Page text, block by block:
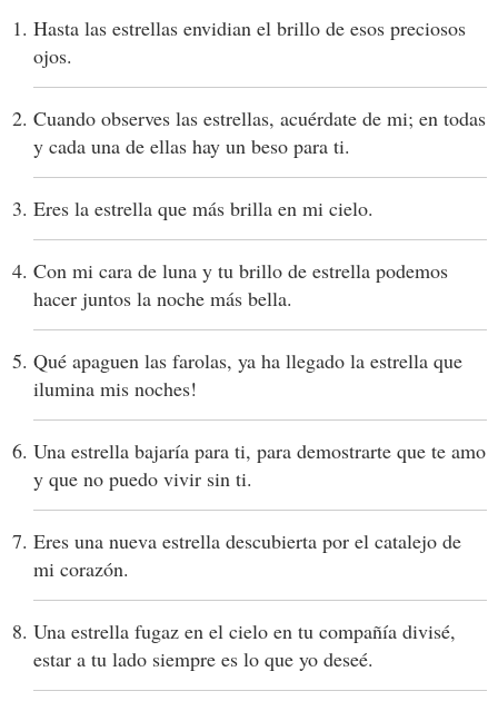
Hasta las estrellas envidian el brillo de esos preciosos
ojos.
Cuando observes las estrellas, acuérdate de mi; en todas
y cada una de ellas hay un beso para ti.
Eres la estrella que más brilla en mi cielo.
Con mi cara de luna y tu brillo de estrella podemos
hacer juntos la noche más bella.
Qué apaguen las farolas, ya ha llegado la estrella que
ilumina mis noches!
Una estrella bajaría para ti, para demostrarte que te amo
y que no puedo vivir sin ti.
Eres una nueva estrella descubierta por el catalejo de
mi corazón.
Una estrella fugaz en el cielo en tu compañía divisé,
estar a tu lado siempre es lo que yo deseé.